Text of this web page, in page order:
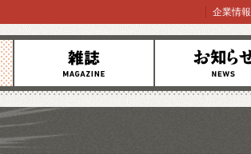
雑誌 お知らせ
企業情報